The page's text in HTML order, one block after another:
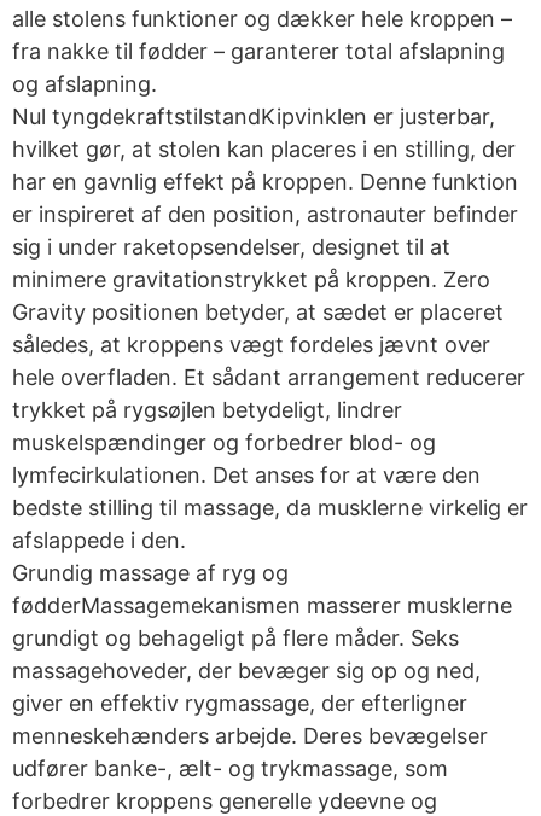
alle stolens funktioner og dækker hele kroppen –
fra nakke til fødder – garanterer total afslapning
og afslapning.
Nul tyngdekraftstilstandKipvinklen er justerbar,
hvilket gør, at stolen kan placeres i en stilling, der
har en gavnlig effekt på kroppen. Denne funktion
er inspireret af den position, astronauter befinder
sig i under raketopsendelser, designet til at
minimere gravitationstrykket på kroppen. Zero
Gravity positionen betyder, at sædet er placeret
således, at kroppens vægt fordeles jævnt over
hele overfladen. Et sådant arrangement reducerer
trykket på rygsøjlen betydeligt, lindrer
muskelspændinger og forbedrer blod- og
lymfecirkulationen. Det anses for at være den
bedste stilling til massage, da musklerne virkelig er
afslappede i den.
Grundig massage af ryg og
fødderMassagemekanismen masserer musklerne
grundigt og behageligt på flere måder. Seks
massagehoveder, der bevæger sig op og ned,
giver en effektiv rygmassage, der efterligner
menneskehænders arbejde. Deres bevægelser
udfører banke-, ælt- og trykmassage, som
forbedrer kroppens generelle ydeevne og